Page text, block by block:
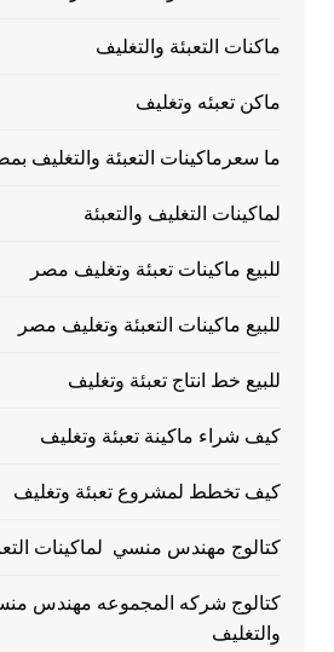
ماكنات التعبئة والتغليف
ماكن تعبئه وتغليف
ما سعرماكينات التعبئة والتغليف
لماكينات التغليف والتعبئة
للبيع ماكينات تعبئة وتغليف مصر
للبيع ماكينات التعبئة وتغليف مصر
للبيع خط انتاج تعبئة وتغليف
كيف شراء ماكينة تعبئة وتغليف
كيف تخطط لمشروع تعبئة وتغليف
كتالوج مهندس منسي لماكينات
كتالوج شركه المجموعه مهندس
والتغليف